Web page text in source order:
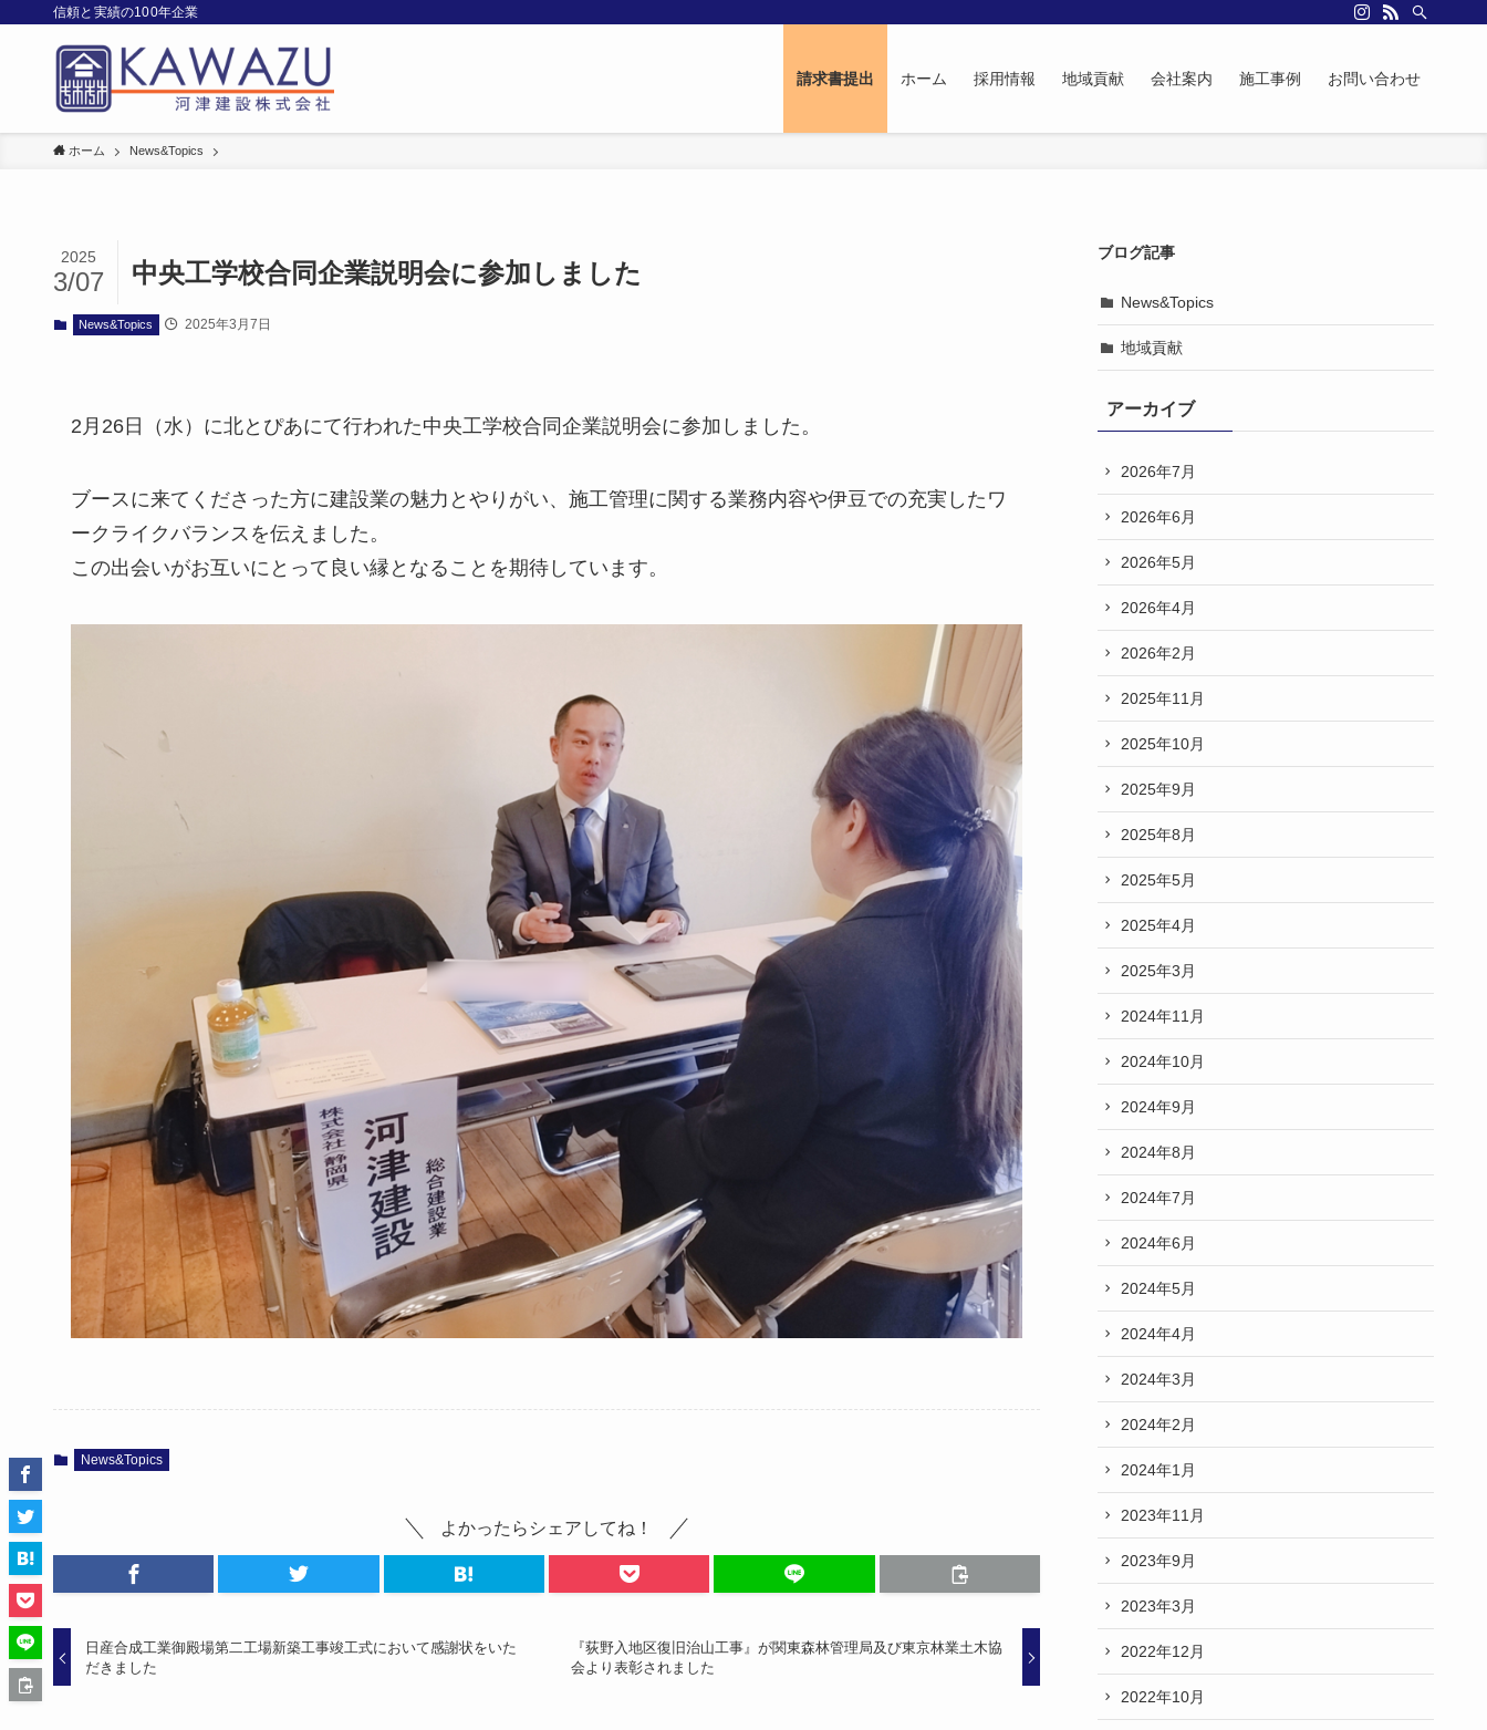
信頼と実績の100年企業
請求書提出 ホーム 採用情報 地域貢献 会社案内 施工事例 お問い合わせ
ホーム News&Topics
中央工学校合同企業説明会に参加しました
2025
3/07
News&Topics 2025年3月7日
2月26日（水）に北とぴあにて行われた中央工学校合同企業説明会に参加しました。
ブースに来てくださった方に建設業の魅力とやりがい、施工管理に関する業務内容や伊豆での充実したワ
ークライクバランスを伝えました。
この出会いがお互いにとって良い縁となることを期待しています。
News&Topics
よかったらシェアしてね！
日産合成工業御殿場第二工場新築工事竣工式において感謝状をいた
だきました
『荻野入地区復旧治山工事』が関東森林管理局及び東京林業土木協
会より表彰されました
ブログ記事
News&Topics
地域貢献
アーカイブ
2026年7月
2026年6月
2026年5月
2026年4月
2026年2月
2025年11月
2025年10月
2025年9月
2025年8月
2025年5月
2025年4月
2025年3月
2024年11月
2024年10月
2024年9月
2024年8月
2024年7月
2024年6月
2024年5月
2024年4月
2024年3月
2024年2月
2024年1月
2023年11月
2023年9月
2023年3月
2022年12月
2022年10月